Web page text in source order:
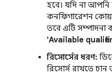
হবে। যদি না আপনি
কনফিগারেশন
তবে এটি সম্পাদনা
'Available
রিসোর্সের ধরণ:
রিসোর্স রাখতে চান